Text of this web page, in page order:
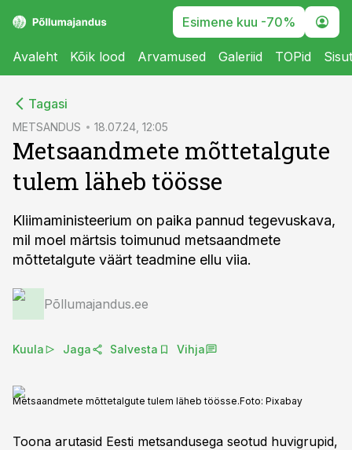
Esimene kuu -70%
Avaleht Kõik lood Arvamused Galeriid TOPid
Tagasi
METSANDUS 18.07.24, 12:05
Metsaandmete mõttetalgute
tulem läheb töösse
Kliimaministeerium on paika pannud tegevuskava,
mil moel märtsis toimunud metsaandmete
mõttetalgute väärt teadmine ellu viia.
Põllumajandus.ee
Kuula Jaga Salvesta Vihja
Metsaandmete mõttetalgute tulem läheb töösse.Foto: Pixabay
Toona arutasid Eesti metsandusega seotud huvigrupid,